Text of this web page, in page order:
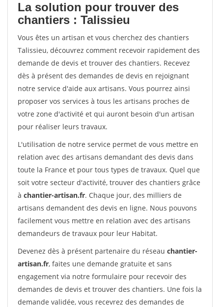
La solution pour trouver des
chantiers : Talissieu
Vous êtes un artisan et vous cherchez des chantiers
Talissieu, découvrez comment recevoir rapidement des
demande de devis et trouver des chantiers. Recevez
dès à présent des demandes de devis en rejoignant
notre service d'aide aux artisans. Vous pourrez ainsi
proposer vos services à tous les artisans proches de
votre zone d'activité et qui auront besoin d'un artisan
pour réaliser leurs travaux.
L'utilisation de notre service permet de vous mettre en
relation avec des artisans demandant des devis dans
toute la France et pour tous types de travaux. Quel que
soit votre secteur d'activité, trouver des chantiers grâce
à chantier-artisan.fr. Chaque jour, des milliers de
artisans demandent des devis en ligne. Nous pouvons
facilement vous mettre en relation avec des artisans
demandeurs de travaux pour leur Habitat.
Devenez dès à présent partenaire du réseau chantier-
artisan.fr, faites une demande gratuite et sans
engagement via notre formulaire pour recevoir des
demandes de devis et trouver des chantiers. Une fois la
demande validée, vous recevrez des demandes de